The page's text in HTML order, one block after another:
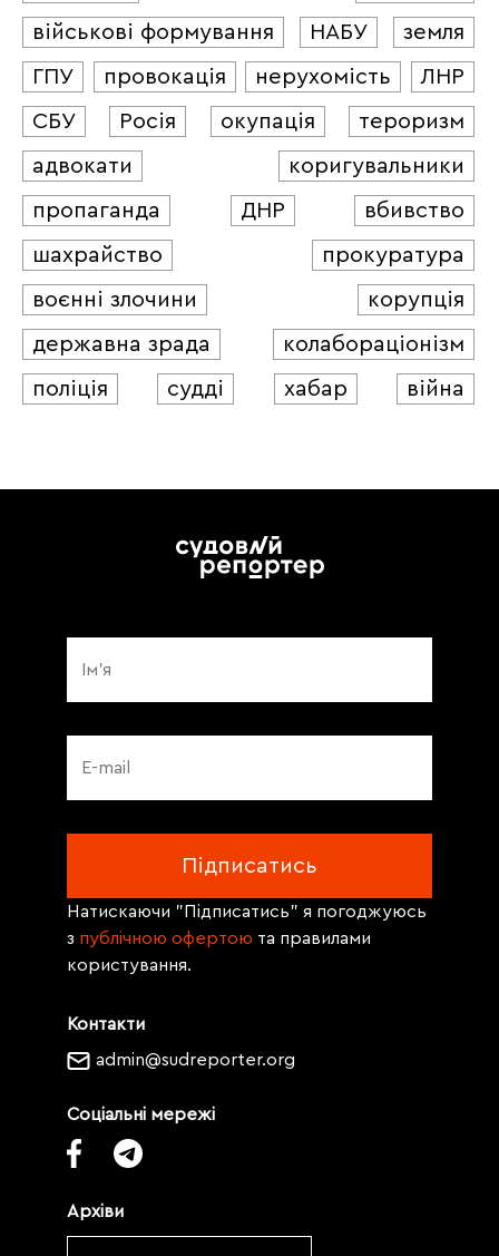
військові формування
НАБУ
земля
ГПУ
провокація нерухомість
ЛНР
СБУ
Росія окупація
тероризм
адвокати
коригувальники
пропаганда
ДНР
вбивство
шахрайство
прокуратура
воєнні злочини
корупція
державна зрада
колабораціонізм
поліція
судді хабар війна
Контакти
admin@sudreporter.org
Соціальні мережі
Архіви
Натискаючи "Підписатись" я погоджуюсь
з публічною офертою та правилами
користування.